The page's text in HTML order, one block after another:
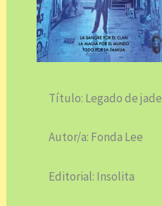
Título: Legado de jade
Autor/a: Fonda Lee
Editorial: Insolita